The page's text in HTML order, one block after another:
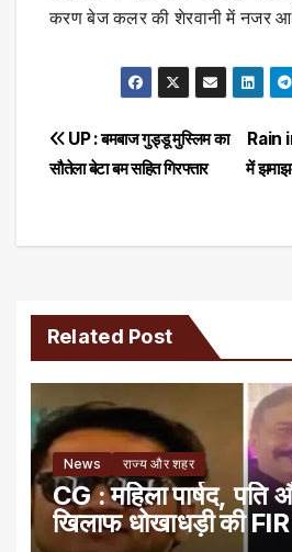
करण बेज कलर की शेरवानी में नजर
Post
navigation
Rain
में
UP : बमबाज गुड्डू मुस्लिम का
सौतेला बेटा बम सहित गिरफ्तार
Related Post
News राज्य और शहर
CG : महिला पार्षद,
खिलाफ धोखाधड़ी की FIR